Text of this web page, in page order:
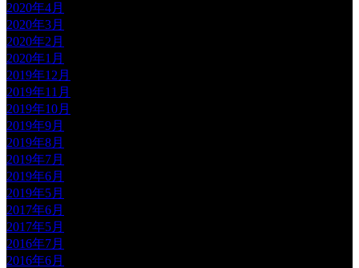
2020年4月
2020年3月
2020年2月
2020年1月
2019年12月
2019年11月
2019年10月
2019年9月
2019年8月
2019年7月
2019年6月
2019年5月
2017年6月
2017年5月
2016年7月
2016年6月